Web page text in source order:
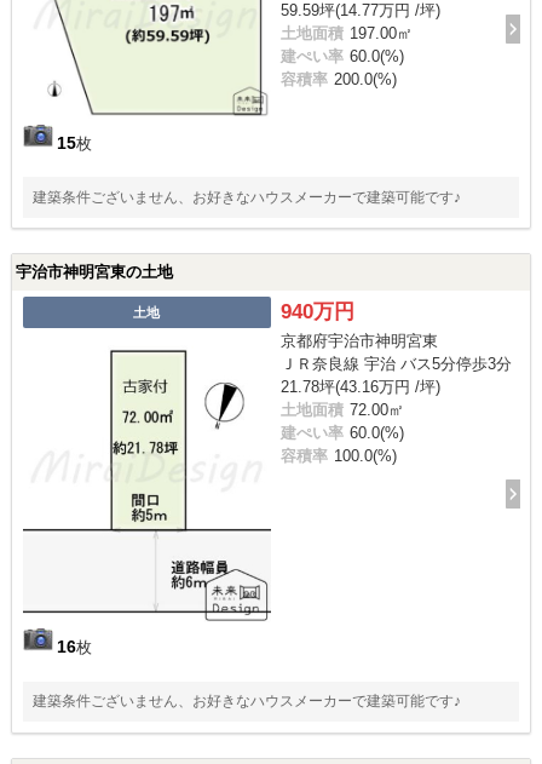
15枚
59.59坪(14.77万円 /坪)
土地面積 197.00㎡
建ぺい率 60.0(%)
容積率 200.0(%)
建築条件ございません、お好きなハウスメーカーで建築可能です♪
宇治市神明宮東の土地
土地
16枚
940万円
京都府宇治市神明宮東
ＪＲ奈良線 宇治 バス5分停歩3分
21.78坪(43.16万円 /坪)
土地面積 72.00㎡
建ぺい率 60.0(%)
容積率 100.0(%)
建築条件ございません、お好きなハウスメーカーで建築可能です♪